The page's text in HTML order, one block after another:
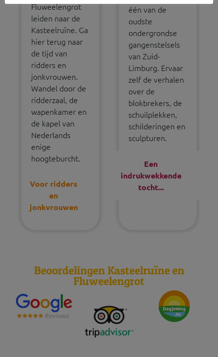
Fluweelengrot
leiden naar de
Kasteelruïne. Ga
hier terug naar
de tijd van
ridders en
jonkvrouwen.
Wandel door de
ridderzaal, de
wapenkamer en
de kapel van
Nederlands
enige
hoogteburcht.
Voor ridders
en
jonkvrouwen
één van de
oudste
ondergrondse
gangenstelsels
van Zuid-
Limburg. Ervaar
zelf de verhalen
over de
blokbrekers, de
schuilplekken,
schilderingen en
sculpturen.
Een
indrukwekkende
tocht...
Beoordelingen Kasteelruïne en
Fluweelengrot